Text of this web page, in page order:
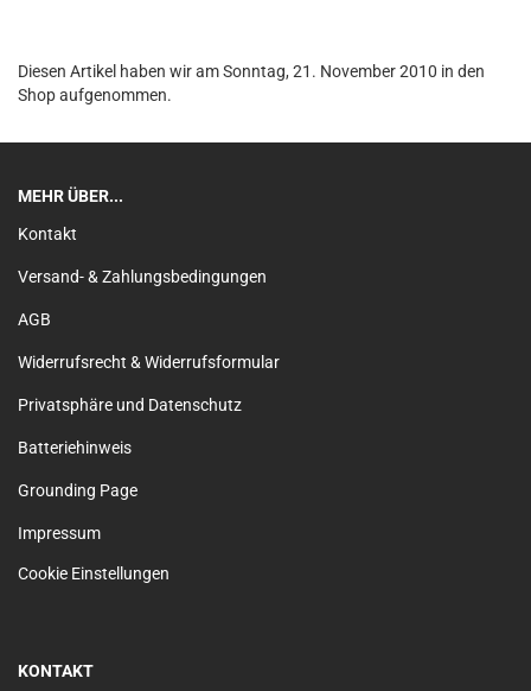
Diesen Artikel haben wir am Sonntag, 21. November 2010 in den
Shop aufgenommen.
MEHR ÜBER...
Kontakt
Versand- & Zahlungsbedingungen
AGB
Widerrufsrecht & Widerrufsformular
Privatsphäre und Datenschutz
Batteriehinweis
Grounding Page
Impressum
Cookie Einstellungen
KONTAKT